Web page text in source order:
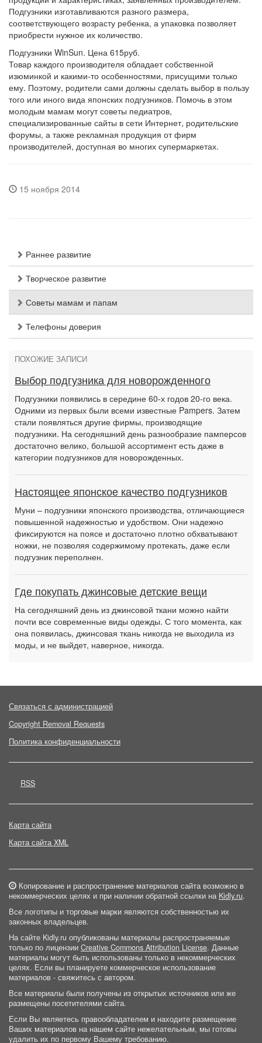
Подгузники изготавливаются разного размера,
соответствующего возрасту ребенка, а упаковка позволяет
приобрести нужное их количество.
Подгузники WinSun. Цена 615руб.
Товар каждого производителя обладает собственной
изюминкой и какими-то особенностями, присущими только
ему. Поэтому, родители сами должны сделать выбор в пользу
того или иного вида японских подгузников. Помочь в этом
молодым мамам могут советы педиатров,
специализированные сайты в сети Интернет, родительские
форумы, а также рекламная продукция от фирм
производителей, доступная во многих супермаркетах.
15 ноября 2014
Раннее развитие
Творческое развитие
Советы мамам и папам
Телефоны доверия
ПОХОЖИЕ ЗАПИСИ
Выбор подгузника для новорожденного
Подгузники появились в середине 60-х годов 20-го века.
Одними из первых были всеми известные Pampers. Затем
стали появляться другие фирмы, производящие
подгузники. На сегодняшний день разнообразие памперсов
достаточно велико, большой ассортимент есть даже в
категории подгузников для новорожденных.
Настоящее японское качество подгузников
Муни – подгузники японского производства, отличающиеся
повышенной надежностью и удобством. Они надежно
фиксируются на поясе и достаточно плотно обхватывают
ножки, не позволяя содержимому протекать, даже если
подгузник переполнен.
Где покупать джинсовые детские вещи
На сегодняшний день из джинсовой ткани можно найти
почти все современные виды одежды. С того момента, как
она появилась, джинсовая ткань никогда не выходила из
моды, и не выйдет, наверное, никогда.
Связаться с администрацией
Copyright Removal Requests
Политика конфиденциальности
RSS
Карта сайта
Карта сайта XML
Копирование и распространение материалов сайта возможно в
некоммерческих целях и при наличии обратной ссылки на Kidly.ru.
Все логотипы и торговые марки являются собственностью их
законных владельцев.
На сайте Kidly.ru опубликованы материалы распространяемые
только по лицензии Creative Commons Attribution License. Данные
материалы могут быть использованы только в некоммерческих
целях. Если вы планируете коммерческое использование
материалов - свяжитесь с автором.
Все материалы были получены из открытых источников или же
размещены посетителями сайта.
Если Вы являетесь правообладателем и находите размещение
Ваших материалов на нашем сайте нежелательным, мы готовы
удалить их по первому Вашему требованию.